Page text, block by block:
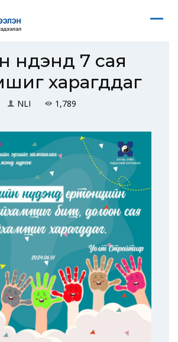
нүдэнд 7 сая
харагддаг
NLI 1,789